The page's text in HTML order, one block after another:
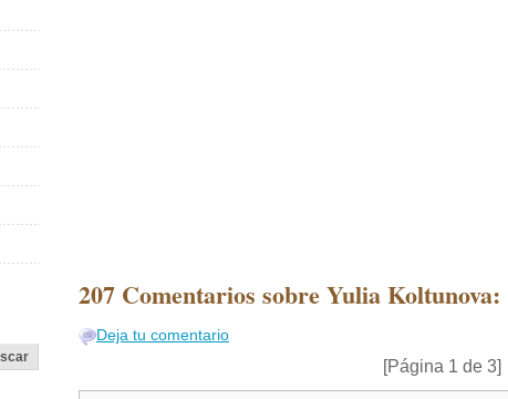
207 Comentarios sobre Yulia Koltunova:
Deja tu comentario
[Página 1 de 3]